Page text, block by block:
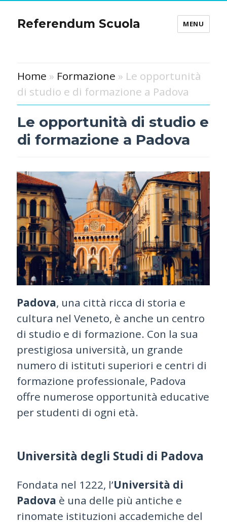
Referendum Scuola MENU
Home » Formazione » Le opportunità
di studio e di formazione a Padova
Le opportunità di studio e
di formazione a Padova
Padova, una città ricca di storia e
cultura nel Veneto, è anche un centro
di studio e di formazione. Con la sua
prestigiosa università, un grande
numero di istituti superiori e centri di
formazione professionale, Padova
offre numerose opportunità educative
per studenti di ogni età.
Università degli Studi di Padova
Fondata nel 1222, l’Università di
Padova è una delle più antiche e
rinomate istituzioni accademiche del